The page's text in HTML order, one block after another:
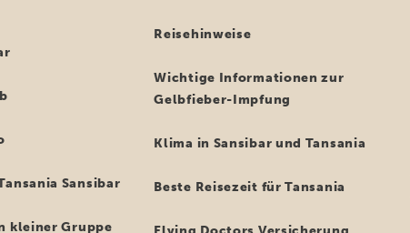
Sansibar
kleiner Gruppe
Reisehinweise
Wichtige Informationen zur
Gelbfieber-Impfung
Klima in Sansibar und Tansania
Beste Reisezeit für Tansania